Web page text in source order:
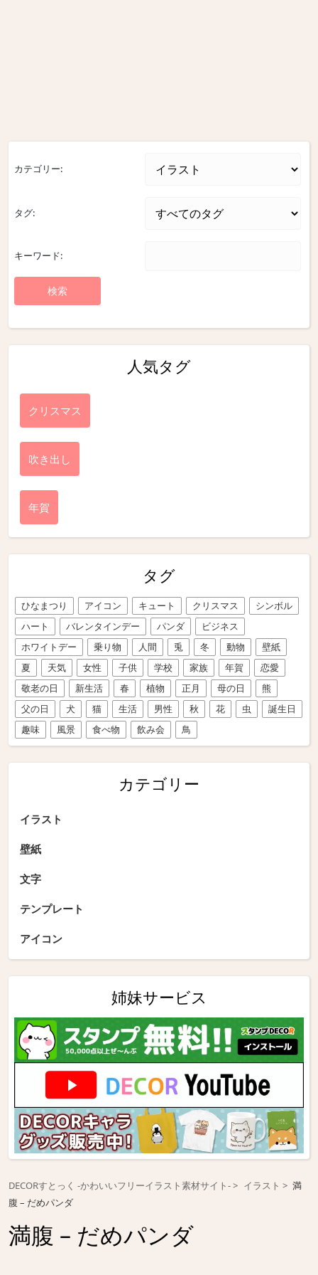
カテゴリー:
タグ:
キーワード:
人気タグ
クリスマス
吹き出し
年賀
タグ
ひなまつり アイコン キュート クリスマス
シンボル
ハート
バレンタインデー パンダ
ビジネス
ホワイトデー
乗り物 人間 兎 冬 動物
壁紙
夏
天気 女性 子供 学校 家族 年賀
恋愛
敬老の日
新生活 春 植物 正月 母の日
熊
父の日
犬 猫 生活 男性 秋 花 虫
誕生日
趣味
風景 食べ物 飲み会 鳥
カテゴリー
イラスト
壁紙
文字
テンプレート
アイコン
姉妹サービス
DECORすとっく -かわいいフリーイラスト素材サイト- イラスト
満
腹 – だめパンダ
満腹 – だめパンダ